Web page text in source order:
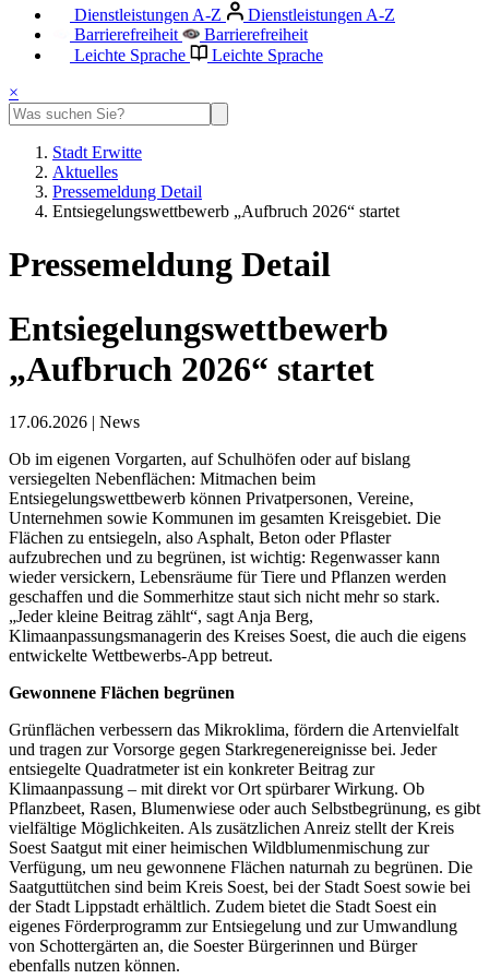
Dienstleistungen A-Z
Dienstleistungen A-Z
Barrierefreiheit
Barrierefreiheit
Leichte Sprache
Leichte Sprache
×
Stadt Erwitte
Aktuelles
Pressemeldung Detail
Entsiegelungswettbewerb „Aufbruch 2026“ startet
Pressemeldung Detail
Entsiegelungswettbewerb
„Aufbruch 2026“ startet
17.06.2026 | News
Ob im eigenen Vorgarten, auf Schulhöfen oder auf bislang
versiegelten Nebenflächen: Mitmachen beim
Entsiegelungswettbewerb können Privatpersonen, Vereine,
Unternehmen sowie Kommunen im gesamten Kreisgebiet. Die
Flächen zu entsiegeln, also Asphalt, Beton oder Pflaster
aufzubrechen und zu begrünen, ist wichtig: Regenwasser kann
wieder versickern, Lebensräume für Tiere und Pflanzen werden
geschaffen und die Sommerhitze staut sich nicht mehr so stark.
„Jeder kleine Beitrag zählt“, sagt Anja Berg,
Klimaanpassungsmanagerin des Kreises Soest, die auch die eigens
entwickelte Wettbewerbs-App betreut.
Gewonnene Flächen begrünen
Grünflächen verbessern das Mikroklima, fördern die Artenvielfalt
und tragen zur Vorsorge gegen Starkregenereignisse bei. Jeder
entsiegelte Quadratmeter ist ein konkreter Beitrag zur
Klimaanpassung – mit direkt vor Ort spürbarer Wirkung. Ob
Pflanzbeet, Rasen, Blumenwiese oder auch Selbstbegrünung, es gibt
vielfältige Möglichkeiten. Als zusätzlichen Anreiz stellt der Kreis
Soest Saatgut mit einer heimischen Wildblumenmischung zur
Verfügung, um neu gewonnene Flächen naturnah zu begrünen. Die
Saatguttütchen sind beim Kreis Soest, bei der Stadt Soest sowie bei
der Stadt Lippstadt erhältlich. Zudem bietet die Stadt Soest ein
eigenes Förderprogramm zur Entsiegelung und zur Umwandlung
von Schottergärten an, die Soester Bürgerinnen und Bürger
ebenfalls nutzen können.